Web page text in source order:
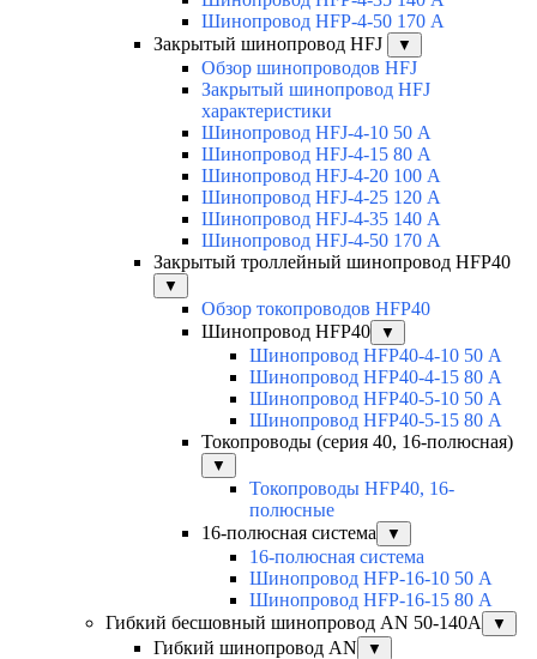
Шинопровод HFP-4-50 170 А
Закрытый шинопровод HFJ
▼
Обзор шинопроводов HFJ
Закрытый шинопровод HFJ
характеристики
Шинопровод HFJ-4-10 50 А
Шинопровод HFJ-4-15 80 А
Шинопровод HFJ-4-20 100 А
Шинопровод HFJ-4-25 120 А
Шинопровод HFJ-4-35 140 А
Шинопровод HFJ-4-50 170 А
Закрытый троллейный шинопровод HFP40
▼
Обзор токопроводов HFP40
Шинопровод HFP40
▼
Шинопровод HFP40-4-10 50 А
Шинопровод HFP40-4-15 80 А
Шинопровод HFP40-5-10 50 А
Шинопровод HFP40-5-15 80 А
Токопроводы (серия 40, 16-полюсная)
▼
Токопроводы HFP40, 16-
полюсные
16-полюсная система
▼
16-полюсная система
Шинопровод HFP-16-10 50 А
Шинопровод HFP-16-15 80 А
Гибкий бесшовный шинопровод AN 50-140А
▼
Гибкий шинопровод AN ▼